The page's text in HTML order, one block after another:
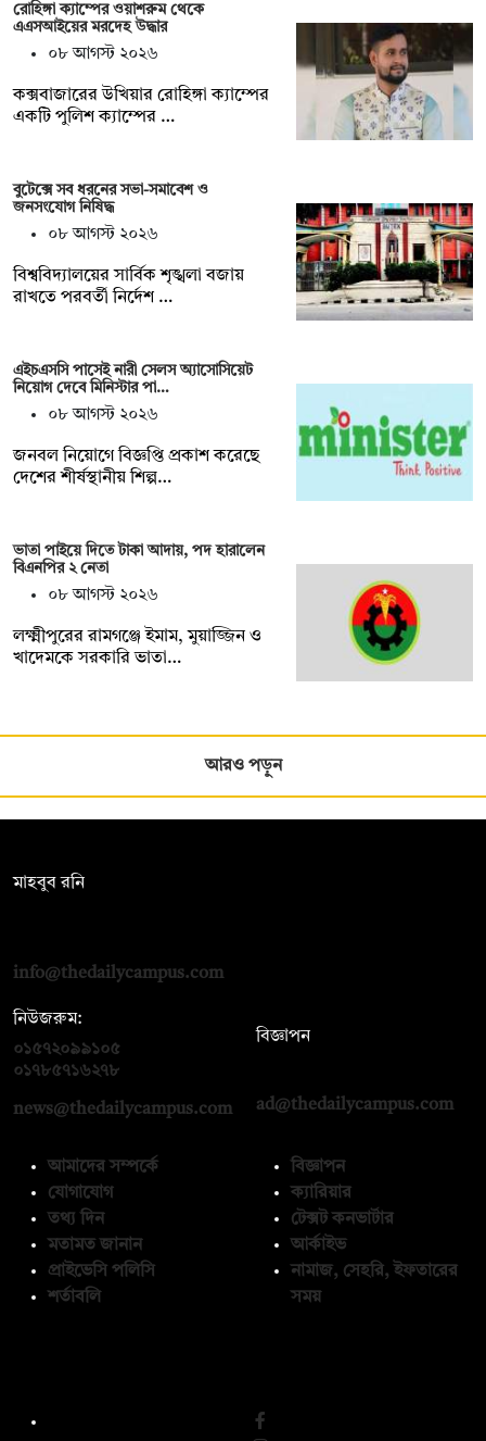
রোহিঙ্গা ক্যাম্পের ওয়াশরুম থেকে
এএসআইয়ের মরদেহ উদ্ধার
০৮ আগস্ট ২০২৬
কক্সবাজারের উখিয়ার রোহিঙ্গা ক্যাম্পের
একটি পুলিশ ক্যাম্পের …
বুটেক্সে সব ধরনের সভা-সমাবেশ ও
জনসংযোগ নিষিদ্ধ
০৮ আগস্ট ২০২৬
বিশ্ববিদ্যালয়ের সার্বিক শৃঙ্খলা বজায়
রাখতে পরবর্তী নির্দেশ …
এইচএসসি পাসেই নারী সেলস অ্যাসোসিয়েট
নিয়োগ দেবে মিনিস্টার পা…
০৮ আগস্ট ২০২৬
জনবল নিয়োগে বিজ্ঞপ্তি প্রকাশ করেছে
দেশের শীর্ষস্থানীয় শিল্প…
ভাতা পাইয়ে দিতে টাকা আদায়, পদ হারালেন
বিএনপির ২ নেতা
০৮ আগস্ট ২০২৬
লক্ষ্মীপুরের রামগঞ্জে ইমাম, মুয়াজ্জিন ও
খাদেমকে সরকারি ভাতা…
আরও পড়ুন
মাহবুব রনি
info@thedailycampus.com
নিউজরুম:
০১৫৭২০৯৯১০৫
০১৭৮৫৭১৬২৭৮
news@thedailycampus.com
বিজ্ঞাপন
ad@thedailycampus.com
আমাদের সম্পর্কে
যোগাযোগ
তথ্য দিন
মতামত জানান
প্রাইভেসি পলিসি
শর্তাবলি
বিজ্ঞাপন
ক্যারিয়ার
টেক্সট কনভার্টার
আর্কাইভ
নামাজ, সেহরি, ইফতারের
সময়